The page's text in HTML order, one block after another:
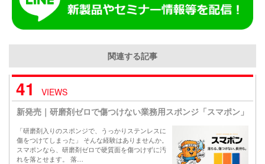
関連する記事
41
VIEWS
新発売｜研磨剤ゼロで傷つけない業務用スポンジ「スマポン」
「研磨剤入りのスポンジで、うっかりステンレスに
傷をつけてしまった」 そんな経験はありませんか。
スマポンなら、研磨剤ゼロで硬質面を傷つけずに汚
れを落とせます。 落…